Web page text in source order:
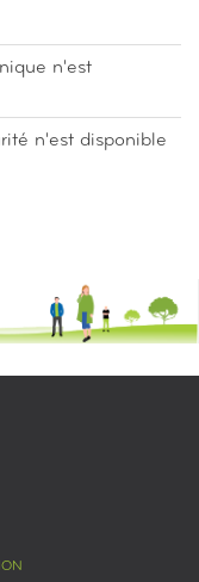
n'est
n'est disponible